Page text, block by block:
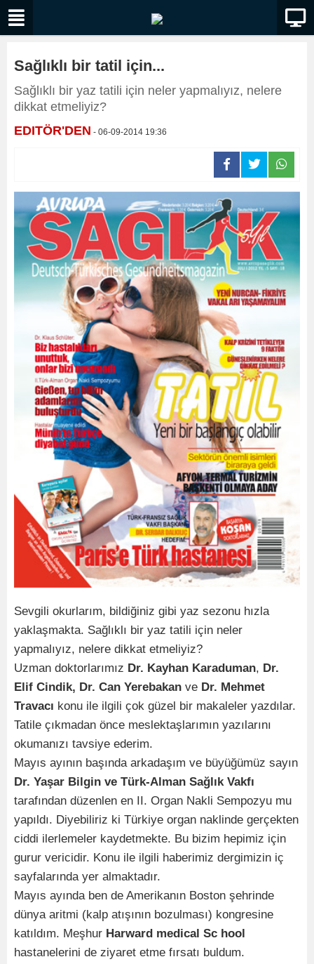
Sağlıklı bir tatil için...
Sağlıklı bir yaz tatili için neler yapmalıyız, nelere
dikkat etmeliyiz?
EDITÖR'DEN - 06-09-2014 19:36
Sevgili okurlarım, bildiğiniz gibi yaz sezonu hızla
yaklaşmakta. Sağlıklı bir yaz tatili için neler
yapmalıyız, nelere dikkat etmeliyiz?
Uzman doktorlarımız Dr. Kayhan Karaduman, Dr.
Elif Cindik, Dr. Can Yerebakan ve Dr. Mehmet
Travacı konu ile ilgili çok güzel bir makaleler yazdılar.
Tatile çıkmadan önce meslektaşlarımın yazılarını
okumanızı tavsiye ederim.
Mayıs ayının başında arkadaşım ve büyüğümüz sayın
Dr. Yaşar Bilgin ve Türk-Alman Sağlık Vakfı
tarafından düzenlen en II. Organ Nakli Sempozyu mu
yapıldı. Diyebiliriz ki Türkiye organ naklinde gerçekten
ciddi ilerlemeler kaydetmekte. Bu bizim hepimiz için
gurur vericidir. Konu ile ilgili haberimiz dergimizin iç
sayfalarında yer almaktadır.
Mayıs ayında ben de Amerikanın Boston şehrinde
dünya aritmi (kalp atışının bozulması) kongresine
katıldım. Meşhur Harward medical Sc hool
hastanelerini de ziyaret etme fırsatı buldum.